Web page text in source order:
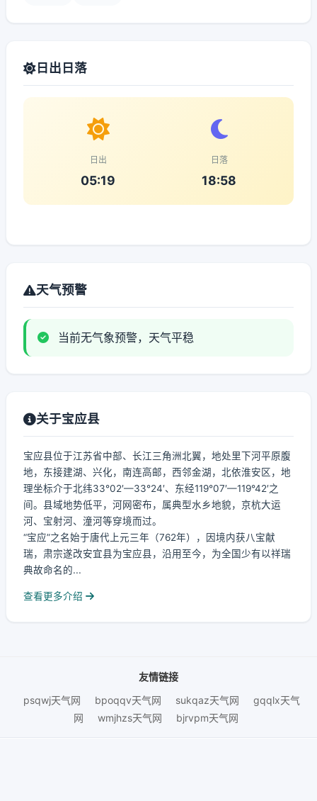
日出日落
日出
05:19
日落
18:58
天气预警
当前无气象预警，天气平稳
关于宝应县
宝应县位于江苏省中部、长江三角洲北翼，地处里下河平原腹
地，东接建湖、兴化，南连高邮，西邻金湖，北依淮安区，地
理坐标介于北纬33°02′—33°24′、东经119°07′—119°42′之
间。县域地势低平，河网密布，属典型水乡地貌，京杭大运
河、宝射河、潼河等穿境而过。
“宝应”之名始于唐代上元三年（762年），因境内获八宝献
瑞，肃宗遂改安宜县为宝应县，沿用至今，为全国少有以祥瑞
典故命名的...
查看更多介绍
友情链接
psqwj天气网
bpoqqv天气网 sukqaz天气网
gqqlx天气
网
wmjhzs天气网 bjrvpm天气网